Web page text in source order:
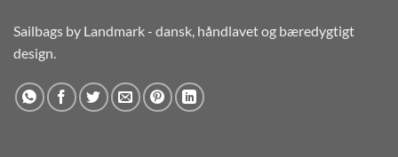
Sailbags by Landmark - dansk, håndlavet og bæredygtigt
design.